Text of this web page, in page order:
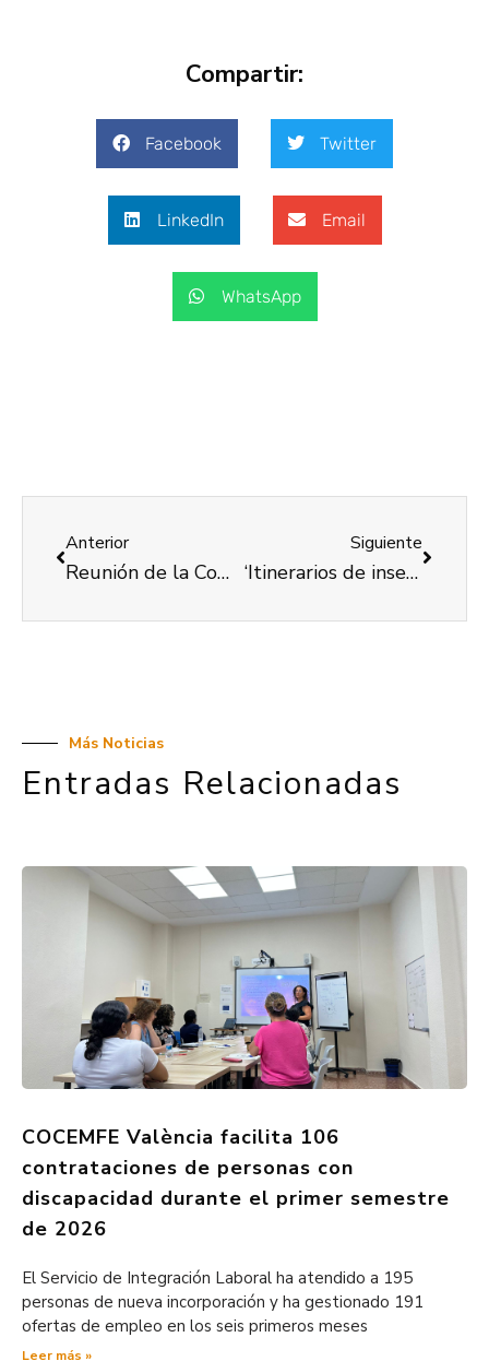
Compartir:
Facebook Twitter
LinkedIn Email
WhatsApp
Anterior
Reunión de la Comisión Brecha Digital, del jueves 14 de SEPTIEMBRE de 2023
Siguiente
‘Itinerarios de inserción laboral para mujeres con discapacidad’, completa una semana de talleres para mejorar competencias digitales
Más Noticias
Entradas Relacionadas
COCEMFE València facilita 106
contrataciones de personas con
discapacidad durante el primer semestre
de 2026
El Servicio de Integración Laboral ha atendido a 195
personas de nueva incorporación y ha gestionado 191
ofertas de empleo en los seis primeros meses
Leer más »